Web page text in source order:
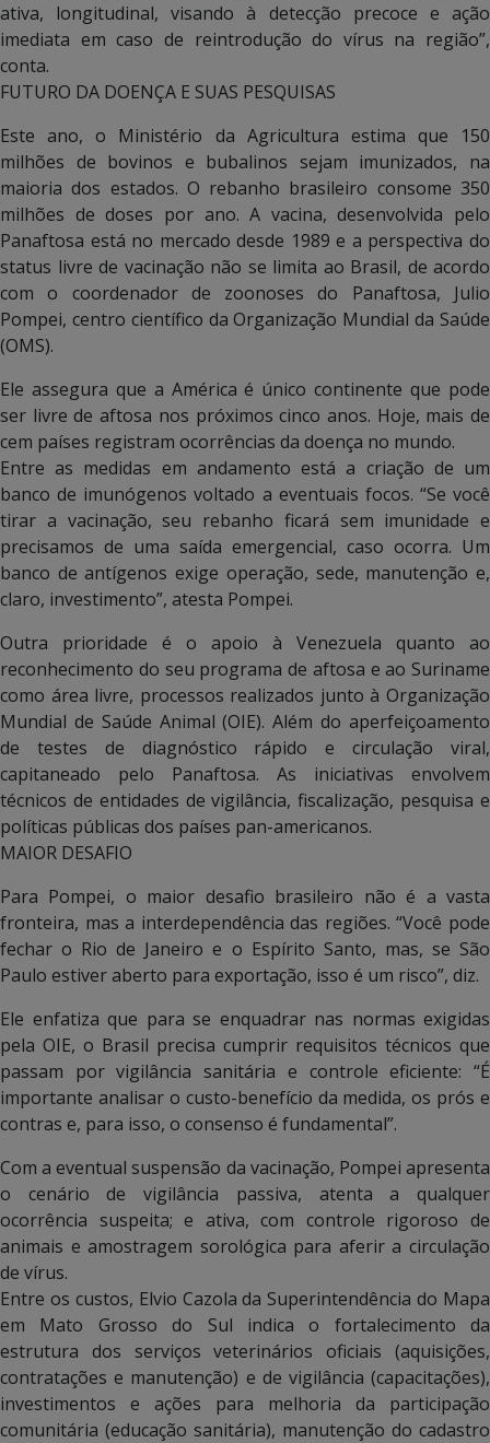
ativa, longitudinal, visando à detecção precoce e ação
imediata em caso de reintrodução do vírus na região”,
conta.
FUTURO DA DOENÇA E SUAS PESQUISAS
Este ano, o Ministério da Agricultura estima que 150
milhões de bovinos e bubalinos sejam imunizados, na
maioria dos estados. O rebanho brasileiro consome 350
milhões de doses por ano. A vacina, desenvolvida pelo
Panaftosa está no mercado desde 1989 e a perspectiva do
status livre de vacinação não se limita ao Brasil, de acordo
com o coordenador de zoonoses do Panaftosa, Julio
Pompei, centro científico da Organização Mundial da Saúde
(OMS).
Ele assegura que a América é único continente que pode
ser livre de aftosa nos próximos cinco anos. Hoje, mais de
cem países registram ocorrências da doença no mundo.
Entre as medidas em andamento está a criação de um
banco de imunógenos voltado a eventuais focos. “Se você
tirar a vacinação, seu rebanho ficará sem imunidade e
precisamos de uma saída emergencial, caso ocorra. Um
banco de antígenos exige operação, sede, manutenção e,
claro, investimento”, atesta Pompei.
Outra prioridade é o apoio à Venezuela quanto ao
reconhecimento do seu programa de aftosa e ao Suriname
como área livre, processos realizados junto à Organização
Mundial de Saúde Animal (OIE). Além do aperfeiçoamento
de testes de diagnóstico rápido e circulação viral,
capitaneado pelo Panaftosa. As iniciativas envolvem
técnicos de entidades de vigilância, fiscalização, pesquisa e
políticas públicas dos países pan-americanos.
MAIOR DESAFIO
Para Pompei, o maior desafio brasileiro não é a vasta
fronteira, mas a interdependência das regiões. “Você pode
fechar o Rio de Janeiro e o Espírito Santo, mas, se São
Paulo estiver aberto para exportação, isso é um risco”, diz.
Ele enfatiza que para se enquadrar nas normas exigidas
pela OIE, o Brasil precisa cumprir requisitos técnicos que
passam por vigilância sanitária e controle eficiente: “É
importante analisar o custo-benefício da medida, os prós e
contras e, para isso, o consenso é fundamental”.
Com a eventual suspensão da vacinação, Pompei apresenta
o cenário de vigilância passiva, atenta a qualquer
ocorrência suspeita; e ativa, com controle rigoroso de
animais e amostragem sorológica para aferir a circulação
de vírus.
Entre os custos, Elvio Cazola da Superintendência do Mapa
em Mato Grosso do Sul indica o fortalecimento da
estrutura dos serviços veterinários oficiais (aquisições,
contratações e manutenção) e de vigilância (capacitações),
investimentos e ações para melhoria da participação
comunitária (educação sanitária), manutenção do cadastro